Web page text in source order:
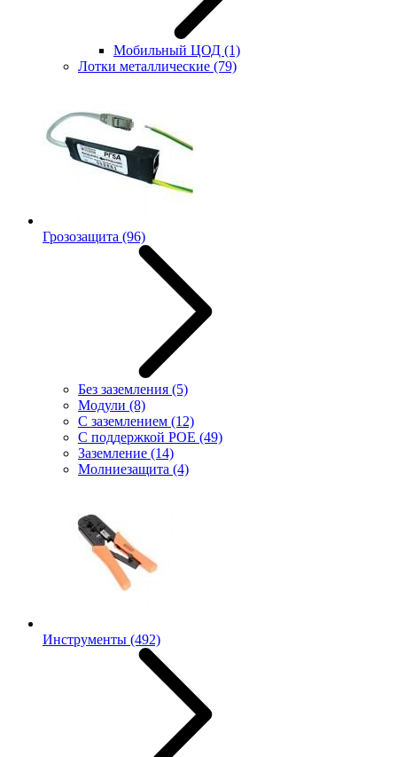
Мобильный ЦОД (1)
Лотки металлические (79)
Грозозащита (96)
Без заземления (5)
Модули (8)
С заземлением (12)
С поддержкой POE (49)
Заземление (14)
Молниезащита (4)
Инструменты (492)